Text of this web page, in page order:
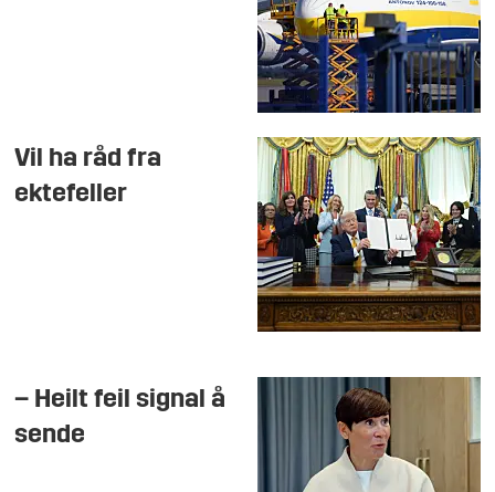
Vil ha råd fra
ektefeller
– Heilt feil signal å
sende